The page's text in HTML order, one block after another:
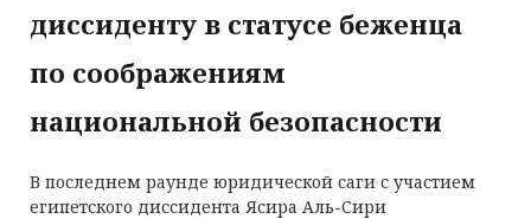
диссиденту в статусе беженца
по соображениям
национальной безопасности
В последнем раунде юридической саги с участием
египетского диссидента Ясира Аль-Сири